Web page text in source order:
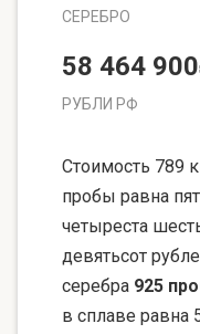
СЕРЕБРО
58 464
РУБЛИ РФ
Стоимость 789
пробы равна
четыреста
девятьсот
серебра 925
в сплаве равна